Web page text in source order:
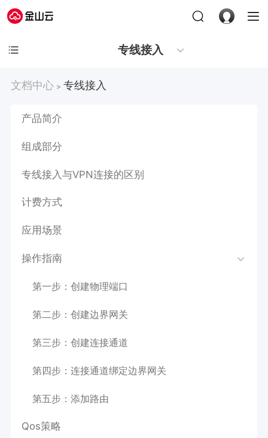
专线接入
文档中心 > 专线接入
产品简介
组成部分
专线接入与VPN连接的区别
计费方式
应用场景
操作指南
第一步：创建物理端口
第二步：创建边界网关
第三步：创建连接通道
第四步：连接通道绑定边界网关
第五步：添加路由
Qos策略